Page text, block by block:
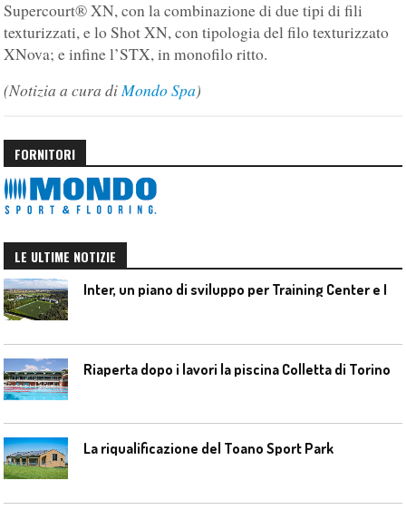
Supercourt® XN, con la combinazione di due tipi di fili
texturizzati, e lo Shot XN, con tipologia del filo texturizzato
XNova; e infine l’STX, in monofilo ritto.
(Notizia a cura diMondo Spa)
FORNITORI
LE ULTIME NOTIZIE
Riaperta dopo i lavori la piscina Colletta di Torino
La riqualificazione del Toano Sport Park